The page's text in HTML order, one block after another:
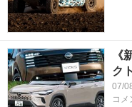
《
ク
07/
コメ